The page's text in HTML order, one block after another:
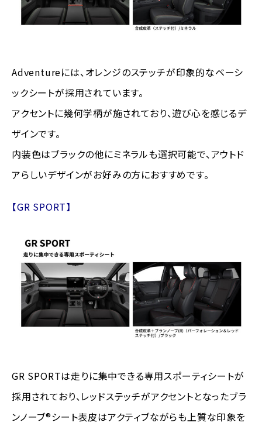
Adventureには、オレンジのステッチが印象的なベーシ
ックシートが採用されています。
アクセントに幾何学柄が施されており、遊び心を感じるデ
ザインです。
内装色はブラックの他にミネラルも選択可能で、アウトド
アらしいデザインがお好みの方におすすめです。
【GR SPORT】
GR SPORTは走りに集中できる専用スポーティシートが
採用されており、レッドステッチがアクセントとなったブラ
ンノーブ®シート表皮はアクティブながらも上質な印象を